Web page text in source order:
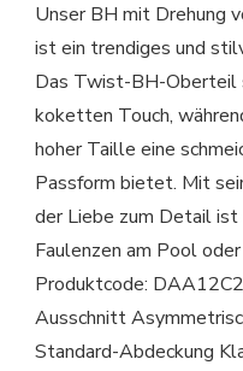
Unser BH mit Drehung
ist ein trendiges und
Das Twist-BH-Oberteil
koketten Touch,
hoher Taille eine
Passform bietet. Mit
der Liebe zum Detail
Faulenzen am Pool
Produktcode:
Ausschnitt
Standard-Abdeckung